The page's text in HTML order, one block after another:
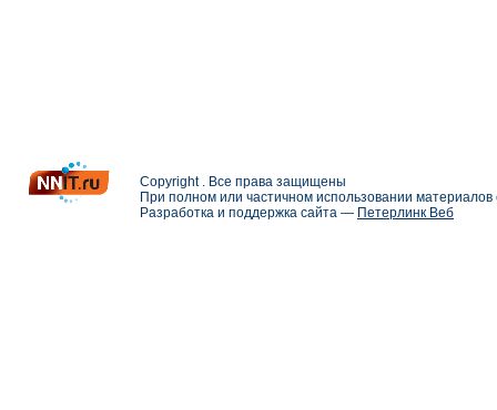
Copyright . Все права защищены
При полном или частичном использовании
Разработка и поддержка сайта — Петерлинк Веб